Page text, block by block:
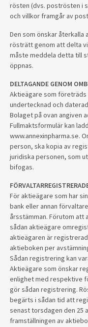
rösten (dvs. poströsten i
och villkor framgår av
Den som önskar
rösträtt genom att delta
måste meddela detta till
öppnas.
DELTAGANDE GENOM
Aktieägare som
undertecknad och
Bolaget på ovan angiven
Fullmaktsformulär kan
www.annexinpharma.se.
person, ska kopia av
juridiska personen, som
bifogas.
För aktieägare som har
bank eller annan
årsstämman. Förutom att
sådan aktieägare
aktieägaren är
aktieboken per
Sådan registrering kan
Aktieägare som önskar
enlighet med respektive
gör sådan registrering.
begärts i sådan tid att
senast torsdagen den 25
framställningen av